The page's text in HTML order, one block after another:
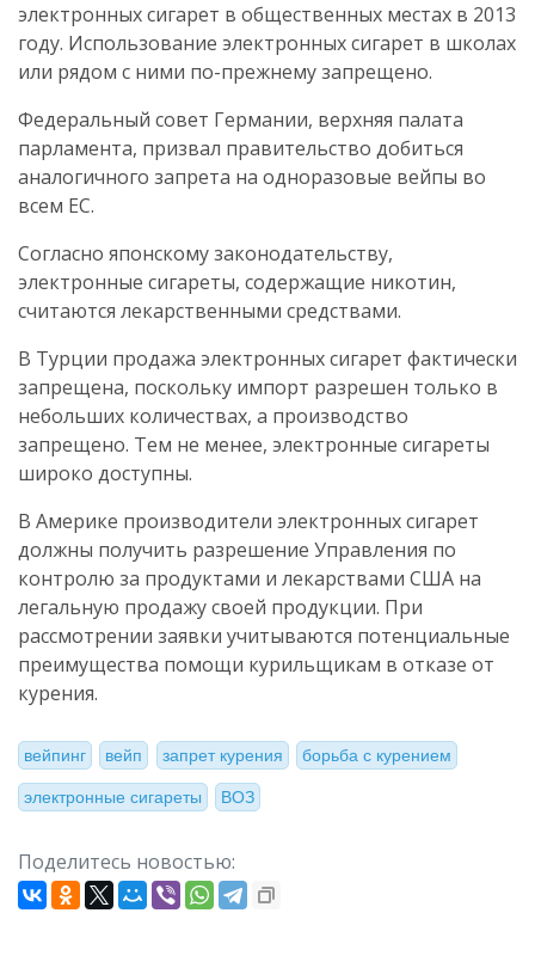
электронных сигарет в общественных местах в 2013
году. Использование электронных сигарет в школах
или рядом с ними по-прежнему запрещено.
Федеральный совет Германии, верхняя палата
парламента, призвал правительство добиться
аналогичного запрета на одноразовые вейпы во
всем ЕС.
Согласно японскому законодательству,
электронные сигареты, содержащие никотин,
считаются лекарственными средствами.
В Турции продажа электронных сигарет фактически
запрещена, поскольку импорт разрешен только в
небольших количествах, а производство
запрещено. Тем не менее, электронные сигареты
широко доступны.
В Америке производители электронных сигарет
должны получить разрешение Управления по
контролю за продуктами и лекарствами США на
легальную продажу своей продукции. При
рассмотрении заявки учитываются потенциальные
преимущества помощи курильщикам в отказе от
курения.
вейпинг вейп запрет курения борьба с курением
электронные сигареты ВОЗ
Поделитесь новостью: